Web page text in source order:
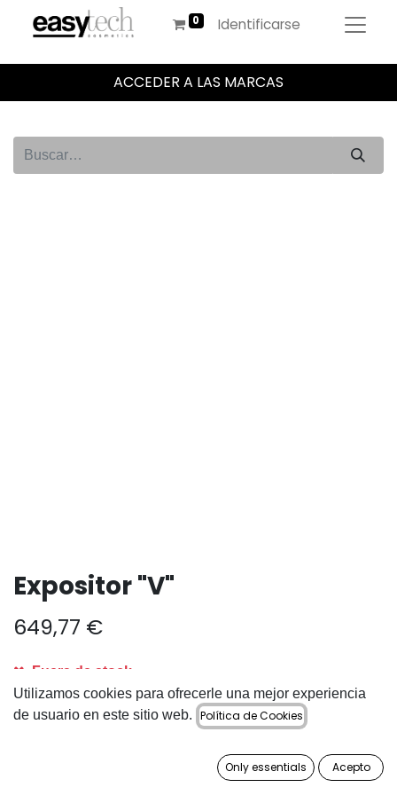
Identificarse
ACCEDER A LAS MARCAS
Expositor "V"
649,77 €
Fuera de stock
Reciba una notificación cuando vuelva a estar
disponible
Guardar para más tarde
Utilizamos cookies para ofrecerle una mejor experiencia
de usuario en este sitio web. Política de Cookies
Only essentials Acepto